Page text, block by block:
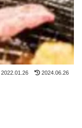
2022.01.26 2024.06.26